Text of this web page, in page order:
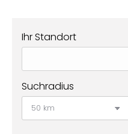
Ihr Standort
Suchradius